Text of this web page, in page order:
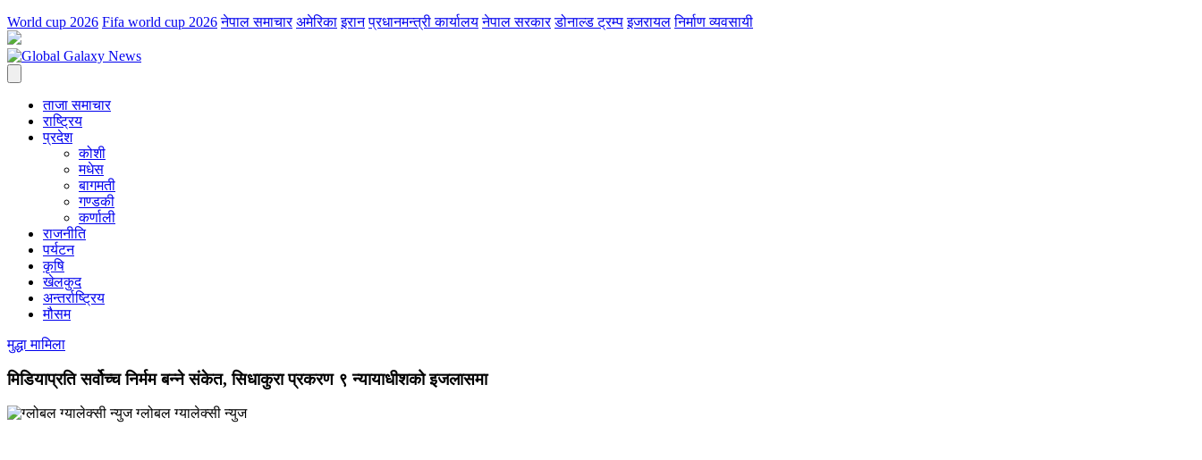
World cup 2026 Fifa world cup 2026 नेपाल समाचार अमेरिका इरान प्रधानमन्त्री कार्यालय नेपाल सरकार डोनाल्ड ट्रम्प इजरायल निर्माण व्यवसायी
ताजा समाचार
राष्ट्रिय
प्रदेश
कोशी
मधेस
बागमती
गण्डकी
कर्णाली
राजनीति
पर्यटन
कृषि
खेलकुद
अन्तर्राष्ट्रिय
मौसम
मुद्धा मामिला
मिडियाप्रति सर्वोच्च निर्मम बन्ने संकेत, सिधाकुरा प्रकरण ९ न्यायाधीशको इजलासमा
ग्लोबल ग्यालेक्सी न्युज